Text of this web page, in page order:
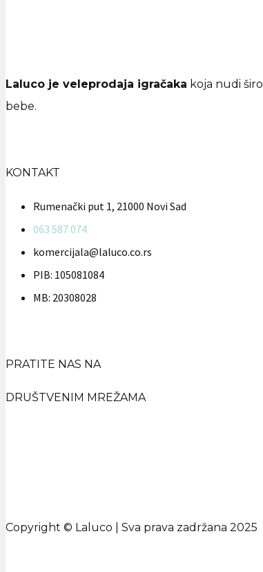
Laluco je veleprodaja igračaka koja nudi
bebe.
KONTAKT
Rumenački put 1, 21000 Novi Sad
063 587 074
komercijala@laluco.co.rs
PIB: 105081084
MB: 20308028
PRATITE NAS NA
DRUŠTVENIM MREŽAMA
Copyright © Laluco | Sva prava zadržana 2025